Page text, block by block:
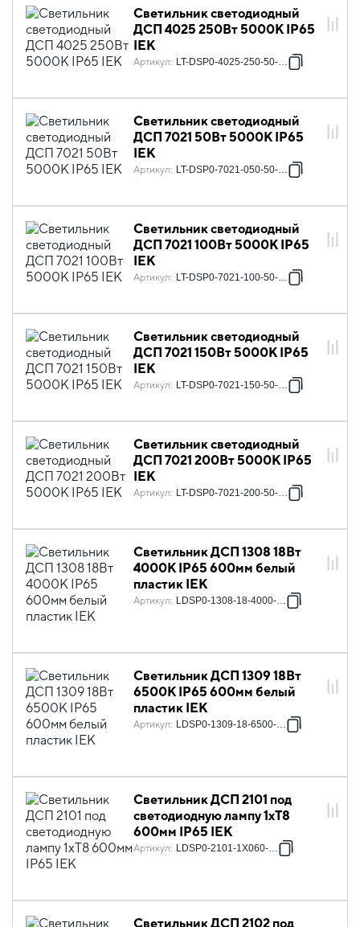
Светильник светодиодный
ДСП 4025 250Вт 5000К IP65
IEK
Артикул: LT-DSP0-4025-250-50-K02
Светильник светодиодный
ДСП 7021 50Вт 5000К IP65
IEK
Артикул: LT-DSP0-7021-050-50-K02
Светильник светодиодный
ДСП 7021 100Вт 5000К IP65
IEK
Артикул: LT-DSP0-7021-100-50-K02
Светильник светодиодный
ДСП 7021 150Вт 5000К IP65
IEK
Артикул: LT-DSP0-7021-150-50-K02
Светильник светодиодный
ДСП 7021 200Вт 5000К IP65
IEK
Артикул: LT-DSP0-7021-200-50-K02
Светильник ДСП 1308 18Вт
4000К IP65 600мм белый
пластик IEK
Артикул: LDSP0-1308-18-4000-K01
Светильник ДСП 1309 18Вт
6500К IP65 600мм белый
пластик IEK
Артикул: LDSP0-1309-18-6500-K01
Светильник ДСП 2101 под
светодиодную лампу 1хT8
600мм IP65 IEK
Артикул: LDSP0-2101-1X060-K01
Светильник ДСП 2102 под